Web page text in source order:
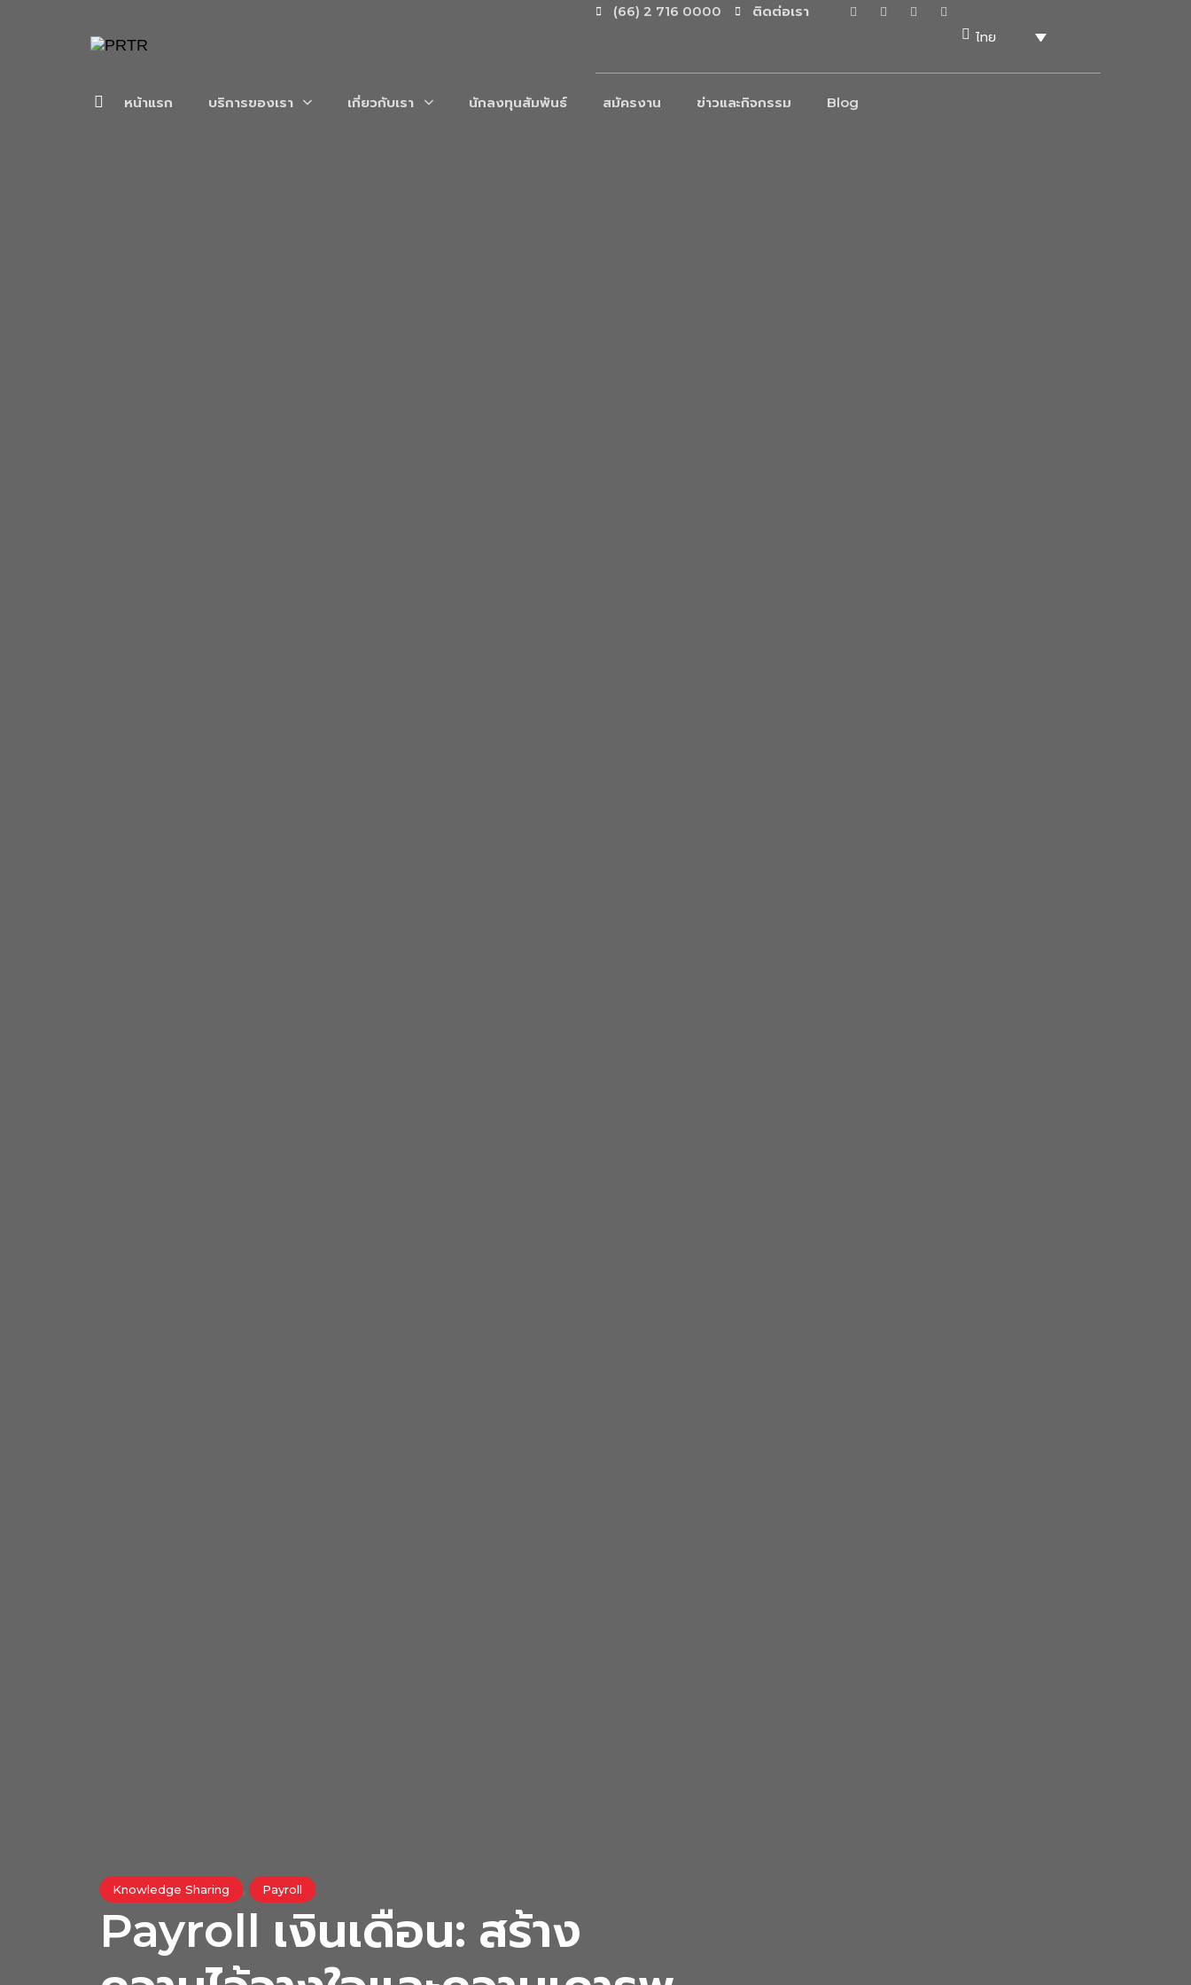
(66) 2 716 0000 ติดต่อเรา
ไทย
หน้าแรก บริการของเรา เกี่ยวกับเรา นักลงทุนสัมพันธ์ สมัครงาน ข่าวและกิจกรรม Blog
Knowledge Sharing Payroll
Payroll เงินเดือน: สร้าง